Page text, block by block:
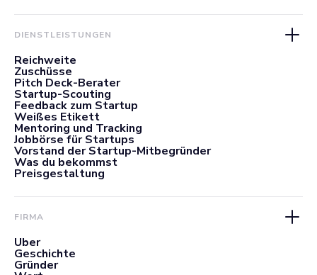
DIENSTLEISTUNGEN
Reichweite
Zuschüsse
Pitch Deck-Berater
Startup-Scouting
Feedback zum Startup
Weißes Etikett
Mentoring und Tracking
Jobbörse für Startups
Vorstand der Startup-Mitbegründer
Was du bekommst
Preisgestaltung
FIRMA
Über
Geschichte
Gründer